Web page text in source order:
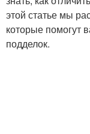
этой статье мы
которые помогут
подделок.